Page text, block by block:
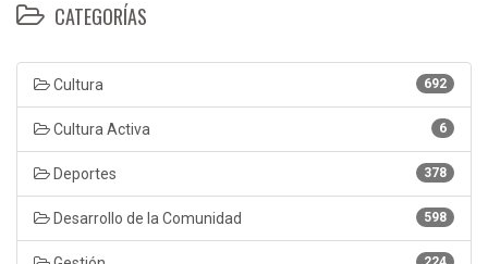
CATEGORÍAS
692
Cultura
6
Cultura Activa
378
Deportes
598
Desarrollo de la Comunidad